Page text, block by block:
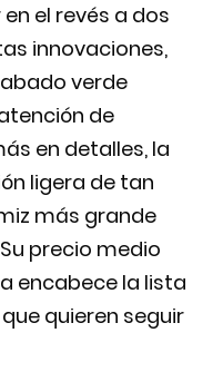
el revés a dos
innovaciones,
verde
de
en detalles, la
ligera de tan
más grande
precio medio
encabece la lista
quieren seguir